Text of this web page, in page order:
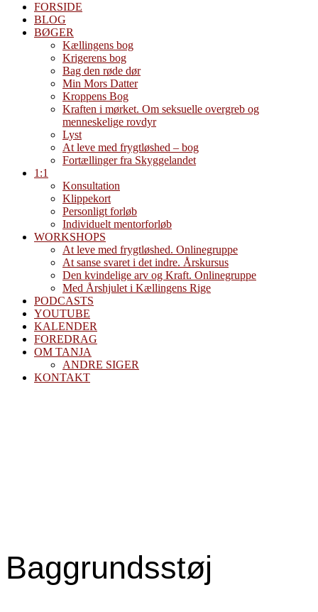
FORSIDE
BLOG
BØGER
Kællingens bog
Krigerens bog
Bag den røde dør
Min Mors Datter
Kroppens Bog
Kraften i mørket. Om seksuelle overgreb og
menneskelige rovdyr
Lyst
At leve med frygtløshed – bog
Fortællinger fra Skyggelandet
1:1
Konsultation
Klippekort
Personligt forløb
Individuelt mentorforløb
WORKSHOPS
At leve med frygtløshed. Onlinegruppe
At sanse svaret i det indre. Årskursus
Den kvindelige arv og Kraft. Onlinegruppe
Med Årshjulet i Kællingens Rige
PODCASTS
YOUTUBE
KALENDER
FOREDRAG
OM TANJA
ANDRE SIGER
KONTAKT
Baggrundsstøj